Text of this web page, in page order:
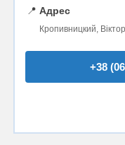
📍 Адрес
Кропивницкий,
+38